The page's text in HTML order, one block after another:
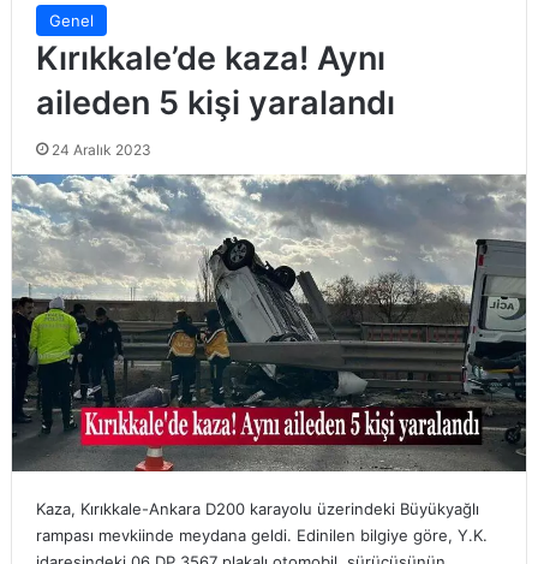
Genel
Kırıkkale’de kaza! Aynı
aileden 5 kişi yaralandı
24 Aralık 2023
Kaza, Kırıkkale-Ankara D200 karayolu üzerindeki Büyükyağlı
rampası mevkiinde meydana geldi. Edinilen bilgiye göre, Y.K.